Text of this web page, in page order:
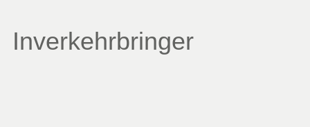
Inverkehrbringer